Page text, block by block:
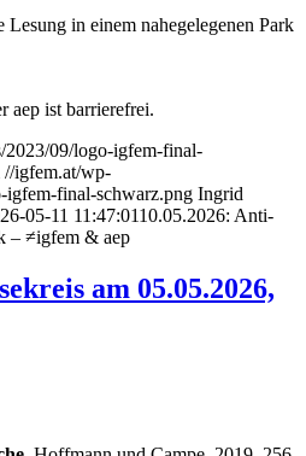
in einem nahegelegenen Park
aep ist barrierefrei.
2023/09/logo-igfem-final-
//igfem.at/wp-
igfem-final-schwarz.png Ingrid
05-11 11:47:0110.05.2026: Anti-
– ≠igfem & aep
am 05.05.2026,